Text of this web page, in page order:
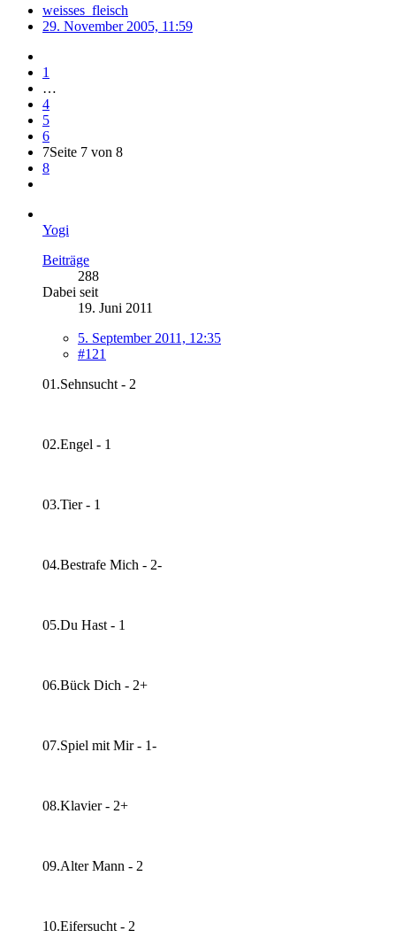
weisses_fleisch
29. November 2005, 11:59
1
…
4
5
6
7Seite 7 von 8
8
Yogi
Beiträge
288
Dabei seit
19. Juni 2011
5. September 2011, 12:35
#121
01.Sehnsucht - 2
02.Engel - 1
03.Tier - 1
04.Bestrafe Mich - 2-
05.Du Hast - 1
06.Bück Dich - 2+
07.Spiel mit Mir - 1-
08.Klavier - 2+
09.Alter Mann - 2
10.Eifersucht - 2